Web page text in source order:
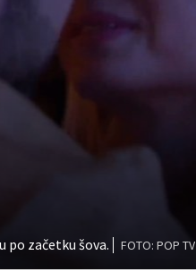
po začetku šova. FOTO: POP TV